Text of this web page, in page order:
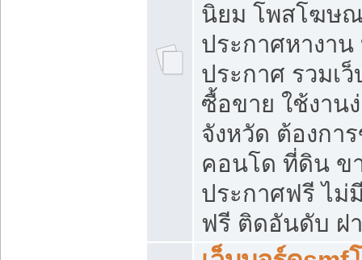
นิยม โพสโฆษ
ประกาศหางาน
ประกาศ รวมเ
ซื้อขาย ใช้งาน
จังหวัด ต้องกา
คอนโด ที่ดิน ข
ประกาศฟรี ไม่
ฟรี ติดอันดับ ฝ